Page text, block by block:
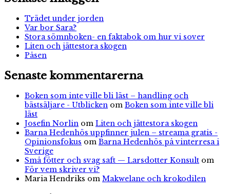
Trädet under jorden
Var bor Sara?
Stora sömnboken- en faktabok om hur vi sover
Liten och jättestora skogen
Påsen
Senaste kommentarerna
Boken som inte ville bli läst – handling och
bästsäljare - Utblicken om Boken som inte ville bli
läst
Josefin Norlin om Liten och jättestora skogen
Barna Hedenhös uppfinner julen – streama gratis -
Opinionsfokus om Barna Hedenhös på vinterresa i
Sverige
Små fötter och svag saft — Larsdotter Konsult om
För vem skriver vi?
Maria Hendriks om Makwelane och krokodilen